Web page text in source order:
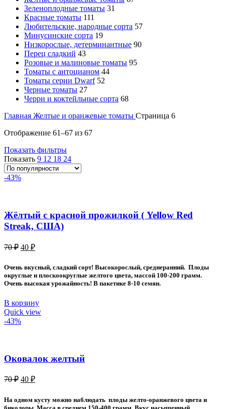
Зеленоплодные томаты 31
Красные томаты 111
Любительские, народные сорта 57
Минусинские сорта 19
Низкорослые, детерминантные 90
Перец сладкий 43
Розовые и малиновые томаты 95
Томаты с антоцианом 44
Томаты серии Dwarf 52
Черные томаты 27
Черри и коктейльные сорта 68
Главная Желтые и оранжевые томаты Страница 6
Отображение 61–67 из 67
Показать фильтры
Показать 9 12 18 24
-43%
Жёлтый с красной прожилкой ( Yellow Red
Streak, США)
70₽ Первоначальная
составляла
70 ₽.
40 ₽Текущая
40 ₽.
Очень вкусный, сладкий сорт! Высокорослый, среднеранний. Плоды
округлые и плоскоокруглые желтого цвета, массой 100-200 грамм.
Очень высокая урожайность! В пакетике 8-10 семян.
В корзину
Quick view
-43%
Оковалок желтый
70₽ Первоначальная
70 ₽.
40 ₽Текущая
На одном кусту можно наблюдать плоды желто-оранжевого цвета и